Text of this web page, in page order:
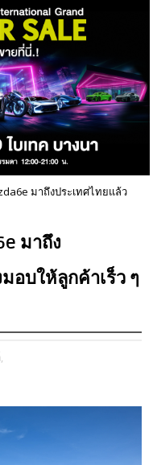
มาถึงประเทศไทยแล้ว
มาถึง
อบให้ลูกค้าเร็ว ๆ